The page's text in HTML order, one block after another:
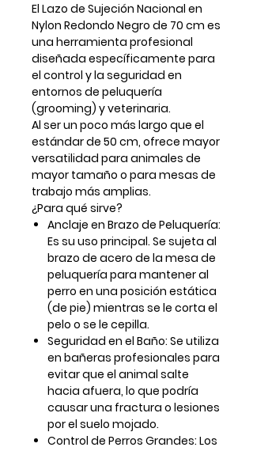
El Lazo de Sujeción Nacional en
Nylon Redondo Negro de 70 cm es
una herramienta profesional
diseñada específicamente para
el control y la seguridad en
entornos de peluquería
(grooming) y veterinaria.
Al ser un poco más largo que el
estándar de 50 cm, ofrece mayor
versatilidad para animales de
mayor tamaño o para mesas de
trabajo más amplias.
¿Para qué sirve?
Anclaje en Brazo de Peluquería:
Es su uso principal. Se sujeta al
brazo de acero de la mesa de
peluquería para mantener al
perro en una posición estática
(de pie) mientras se le corta el
pelo o se le cepilla.
Seguridad en el Baño: Se utiliza
en bañeras profesionales para
evitar que el animal salte
hacia afuera, lo que podría
causar una fractura o lesiones
por el suelo mojado.
Control de Perros Grandes: Los